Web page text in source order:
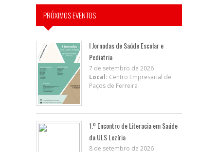
PRÓXIMOS EVENTOS
I Jornadas de Saúde Escolar e
Pediatria
7 de setembro de 2026
Local: Centro Empresarial de
Paços de Ferreira
1.º Encontro de Literacia em Saúde
da ULS Lezíria
8 de setembro de 2026